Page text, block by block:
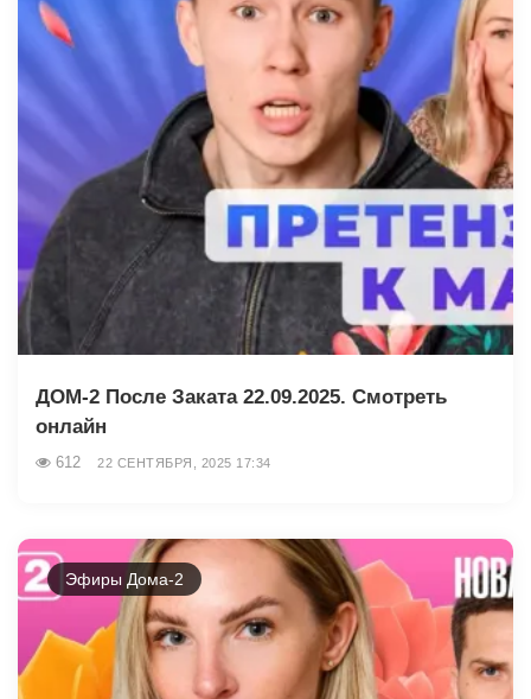
ДОМ-2 После Заката 22.09.2025. Смотреть
онлайн
612 22 СЕНТЯБРЯ, 2025 17:34
Эфиры Дома-2